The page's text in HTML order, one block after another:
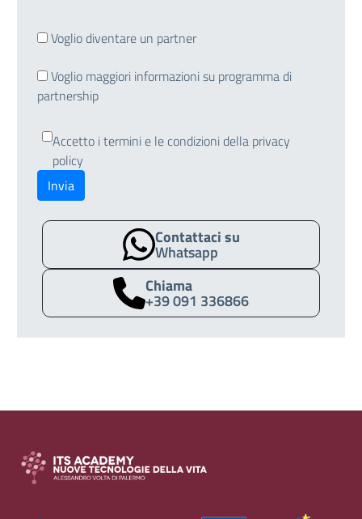
Voglio diventare un partner
Voglio maggiori informazioni su programma di
partnership
Accetto i termini e le condizioni della privacy
policy
Invia
Contattaci su
Whatsapp
Chiama
+39 091 336866